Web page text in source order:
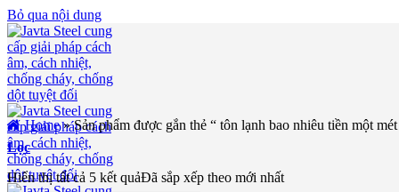
Bỏ qua nội dung
Home»Sản phẩm được gắn thẻ “ tôn lạnh bao nhiêu tiền một
Lọc
Hiển thị tất cả 5 kết quảĐã sắp xếp theo mới nhất